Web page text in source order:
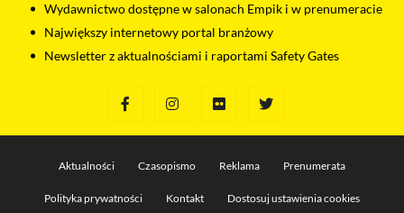
Wydawnictwo dostępne w salonach Empik i w prenumeracie
Największy internetowy portal branżowy
Newsletter z aktualnościami i raportami Safety Gates
Aktualności Czasopismo Reklama Prenumerata
Polityka prywatności Kontakt Dostosuj ustawienia cookies